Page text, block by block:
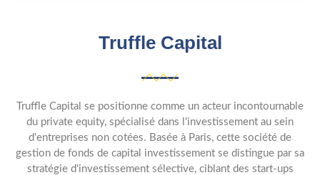
Truffle Capital
Truffle Capital se positionne comme un acteur incontournable
du private equity, spécialisé dans l'investissement au sein
d'entreprises non cotées. Basée à Paris, cette société de
gestion de fonds de capital investissement se distingue par sa
stratégie d'investissement sélective, ciblant des start-ups